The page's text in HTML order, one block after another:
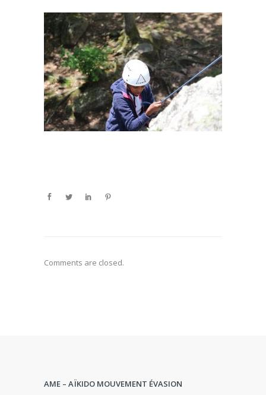
Comments are closed.
AME – AÏKIDO MOUVEMENT ÉVASION